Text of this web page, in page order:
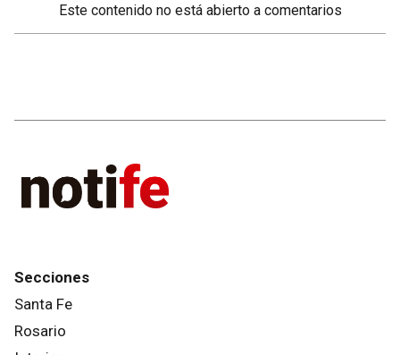
Este contenido no está abierto a comentarios
Secciones
Santa Fe
Rosario